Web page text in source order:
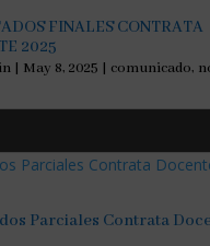
FINALES CONTRATA
2025
| May 8, 2025 | comunicado,
Parciales Contrata